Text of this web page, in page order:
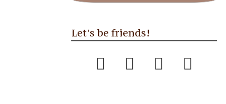
Let’s be friends!